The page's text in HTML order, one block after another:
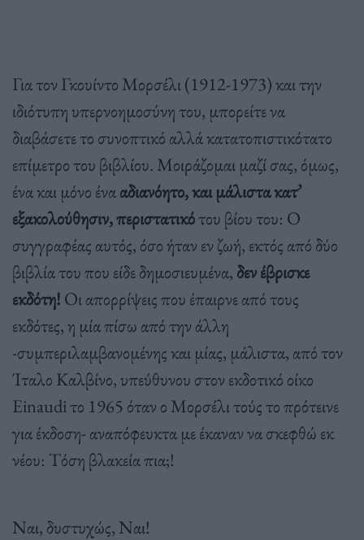
Για τον Γκουίντο Μορσέλι (1912-1973) και την
ιδιότυπη υπερνοημοσύνη του, μπορείτε να
διαβάσετε το συνοπτικό αλλά κατατοπιστικότατο
επίμετρο του βιβλίου. Μοιράζομαι μαζί σας, όμως,
ένα και μόνο ένααδιανόητο, και μάλιστα κατ’
εξακολούθησιν, περιστατικότου βίου του: Ο
συγγραφέας αυτός, όσο ήταν εν ζωή, εκτός από δύο
βιβλία του που είδε δημοσιευμένα, δεν έβρισκε
εκδότη! Οι απορρίψεις που έπαιρνε από τους
εκδότες, η μία πίσω από την άλλη
-συμπεριλαμβανομένης και μίας, μάλιστα, από τον
Ίταλο Καλβίνο, υπεύθυνου στον εκδοτικό οίκο
Einaudi το 1965 όταν ο Μορσέλι τούς το πρότεινε
για έκδοση- αναπόφευκτα με έκαναν να σκεφθώ εκ
νέου: Τόση βλακεία πια;!
Ναι, δυστυχώς, Ναι!